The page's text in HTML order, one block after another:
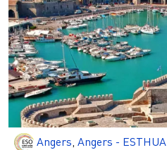
Angers, Angers - ESTHUA